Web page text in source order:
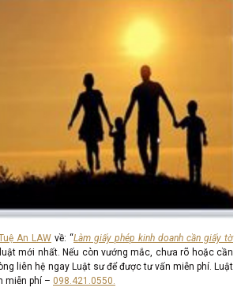
An LAW về: “Làm giấy phép kinh doanh cần giấy tờ
mới nhất. Nếu còn vướng mắc, chưa rõ hoặc cần
liên hệ ngay Luật sư để được tư vấn miễn phí. Luật
miễn phí – 098.421.0550.